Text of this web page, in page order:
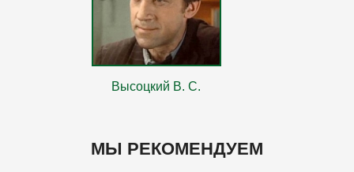
Высоцкий В. С.
МЫ РЕКОМЕНДУЕМ